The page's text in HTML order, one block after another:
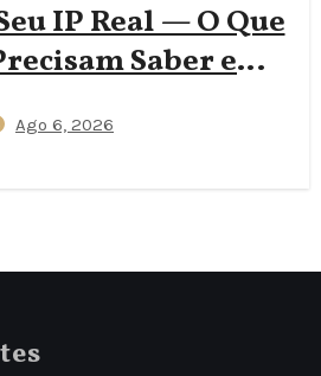
IP Real — O Que
Saber em
Ago 6, 2026